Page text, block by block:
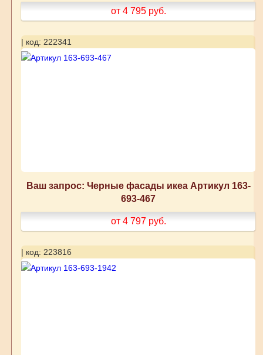
от 4 795 руб.
| код: 222341
Ваш запрос: Черные фасады икеа Артикул 163-
693-467
от 4 797 руб.
| код: 223816